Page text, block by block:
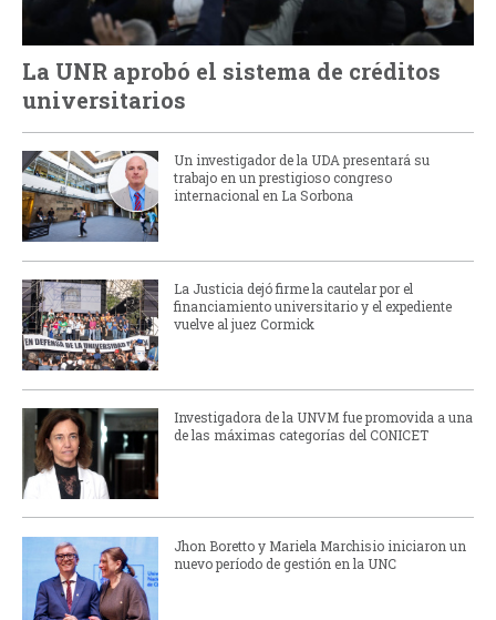
La UNR aprobó el sistema de créditos
universitarios
Un investigador de la UDA presentará su
trabajo en un prestigioso congreso
internacional en La Sorbona
La Justicia dejó firme la cautelar por el
financiamiento universitario y el expediente
vuelve al juez Cormick
Investigadora de la UNVM fue promovida a una
de las máximas categorías del CONICET
Jhon Boretto y Mariela Marchisio iniciaron un
nuevo período de gestión en la UNC